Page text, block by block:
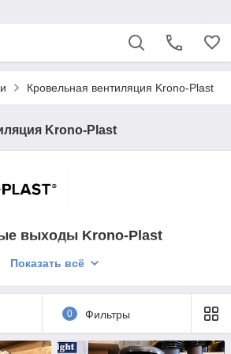
Кровельная вентиляция Krono-Plast
Krono-Plast
выходы Krono-Plast
для обеспечения вентиляции
приточной вентиляции котла и т.д.
колпака надёжно защищает
отводу конденсатной влаги
Показать всё
0 Фильтры